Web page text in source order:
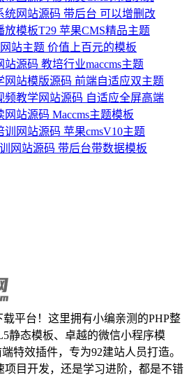
统网站源码 带后台 可以增删改
放模板T29 苹果CMS精品主题
站主题 价值上百元的模板
源码 教培行业maccms主题
网站模版源码 前端自适应双主题
频教学网站源码 自适应全屏高端
站源码 Maccms主题模板
网站源码 苹果cmsV10主题
网站源码 带后台带数据模板
平台！这里拥有小编亲测的PHP整
静态模板、卓越的微信小程序模
特效插件，专为92建站人员打造。
项目开发，还是学习进阶，都是不错